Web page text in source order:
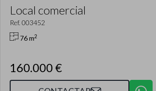
Local comercial
Ref. 003452
76 m2
160.000 €